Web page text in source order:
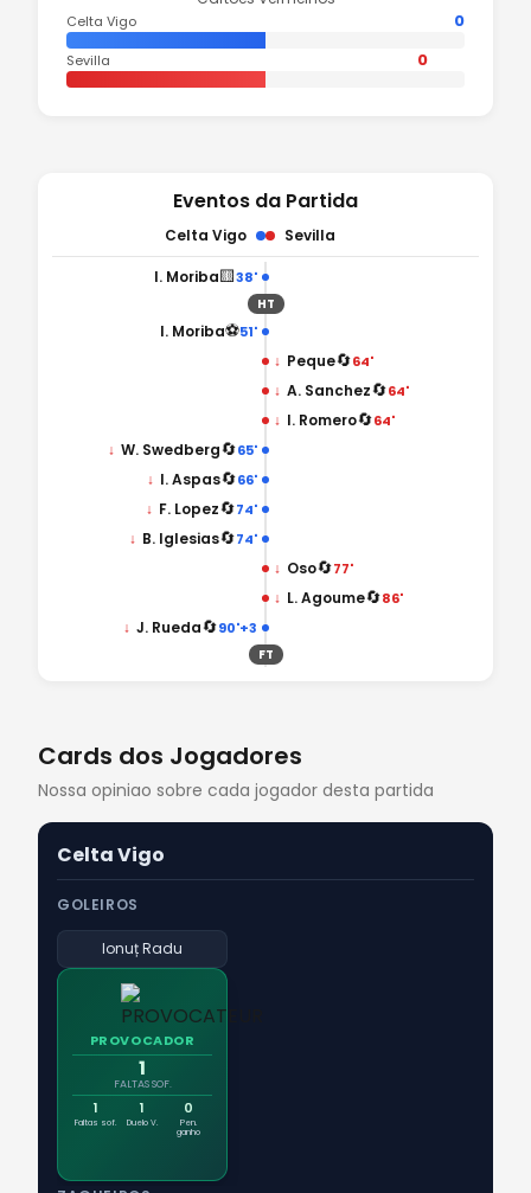
Celta Vigo 0
Sevilla 0
Eventos da Partida
Celta Vigo Sevilla
38'
🟨
I. Moriba
HT
51'
⚽
I. Moriba
↓ Peque🔄64'
↓ A. Sanchez🔄64'
↓ I. Romero🔄64'
65'
🔄
↓ W. Swedberg
66'
🔄
↓ I. Aspas
74'
🔄
↓ F. Lopez
74'
🔄
↓ B. Iglesias
↓ Oso🔄77'
↓ L. Agoume🔄86'
90'+3
🔄
↓ J. Rueda
FT
Cards dos Jogadores
Nossa opiniao sobre cada jogador desta partida
Celta Vigo
GOLEIROS
Ionuț Radu
PROVOCADOR
1
FALTAS SOF.
1
Faltas sof.
1
Duelo V.
0
Pen.
ganho